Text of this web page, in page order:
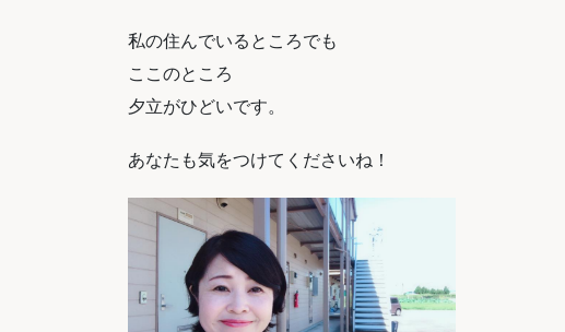
私の住んでいるところでも
ここのところ
夕立がひどいです。
あなたも気をつけてくださいね！